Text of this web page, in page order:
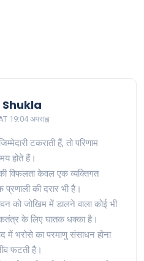
19:04 अपराह्न
टकराती हैं, तो परिणाम
होते हैं।
की विफलता केवल एक व्यक्तिगत
प्रणाली की दरार भी है।
को जोखिम में डालने वाला कोई भी
के लिए घातक धक्का है।
में भरोसे का परमाणु संसाधन होना
फटती है।